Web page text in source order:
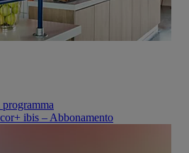
ibis – Abbonamento